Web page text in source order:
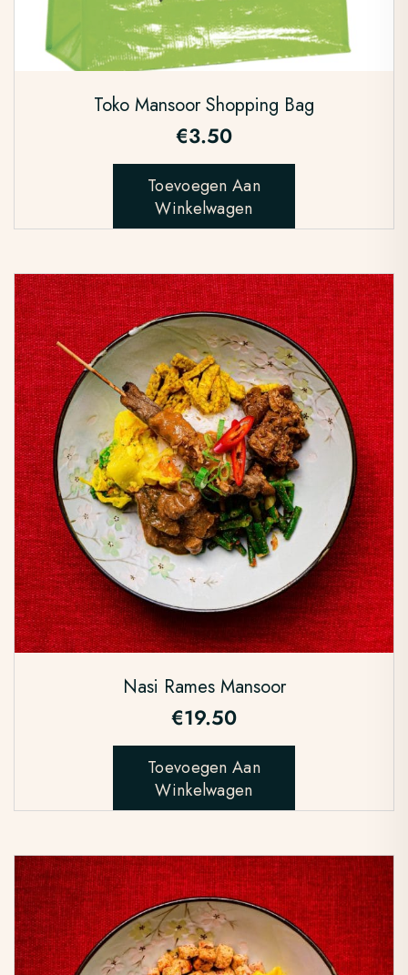
Toko Mansoor Shopping Bag
€3.50
Toevoegen Aan
Winkelwagen
Nasi Rames Mansoor
€19.50
Toevoegen Aan
Winkelwagen